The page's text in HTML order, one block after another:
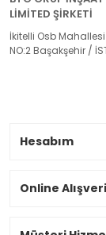
LİMİTED ŞİRKETİ
İkitelli Osb Mahallesi
NO:2 Başakşehir /
Hesabım
Online